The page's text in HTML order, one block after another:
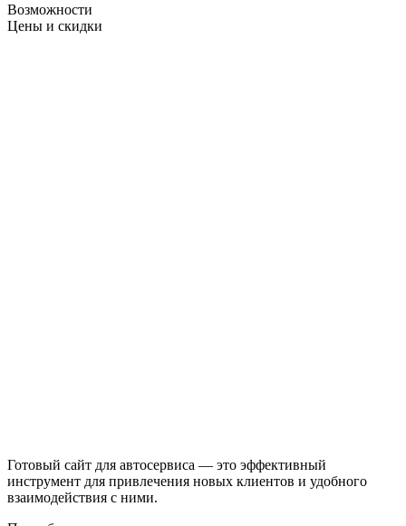
Возможности
Цены и скидки
Готовый сайт для автосервиса — это эффективный
инструмент для привлечения новых клиентов и удобного
взаимодействия с ними.